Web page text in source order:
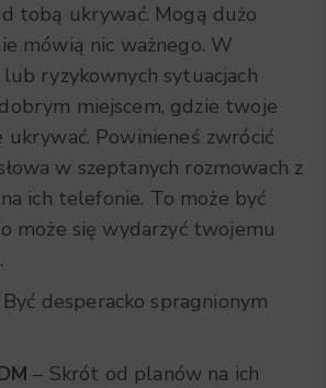
tobą ukrywać. Mogą dużo
mówią nic ważnego. W
lub ryzykownych sytuacjach
miejscem, gdzie twoje
ukrywać. Powinieneś zwrócić
w szeptanych rozmowach z
ich telefonie. To może być
może się wydarzyć twojemu
Być desperacko spragnionym
– Skrót od planów na ich